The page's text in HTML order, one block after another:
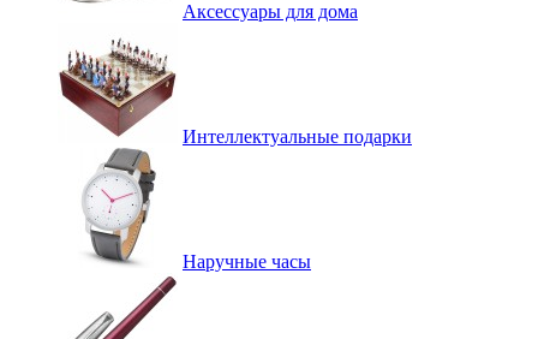
Аксессуары для дома
Интеллектуальные подарки
Наручные часы